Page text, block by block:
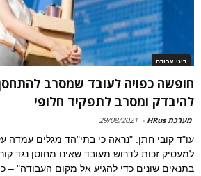
דיני עבודה
חופשה כפויה לעובד שמסרב
להיבדק ומסרב לתפקיד חלופי
מערכת HRus -
29/08/2021
עו"ד קובי חתן: "נראה כי בתי"הד מגלים עמדה
למעסיק זכות לדרוש מעובד שאינו מחוסן נגד
בתנאים שונים כדי להגיע אל מקום העבודה" –